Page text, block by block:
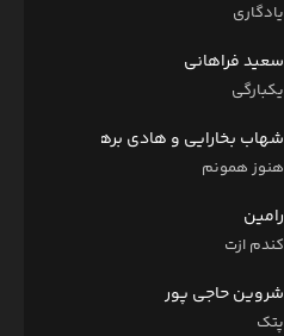
یادگاری
سعید فراهانی
یکبارگی
شهاب بخارایی و هادی برهان
هنوز همونم
رامین
کندم ازت
شروین حاجی پور
پتک